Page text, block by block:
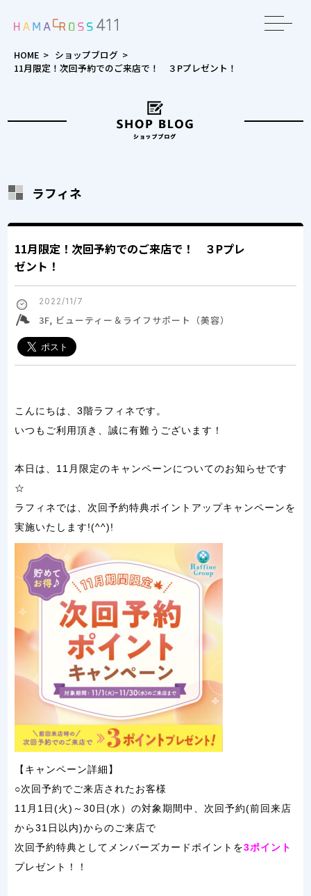
HOME > ショップブログ >
11月限定！次回予約でのご来店で！ ３Pプレゼント！
ラフィネ
11月限定！次回予約でのご来店で！ ３Pプレ
ゼント！
2022/11/7
3F, ビューティー＆ライフサポート（美容）
こんにちは、3階ラフィネです。
いつもご利用頂き、誠に有難うございます！
本日は、11月限定のキャンペーンについてのお知らせです
☆
ラフィネでは、次回予約特典ポイントアップキャンペーンを
実施いたします!(^^)!
【キャンペーン詳細】
○次回予約でご来店されたお客様
11月1日(火)～30日(水）の対象期間中、次回予約(前回来店
から31日以内)からのご来店で
次回予約特典としてメンバーズカードポイントを3ポイント
プレゼント！！